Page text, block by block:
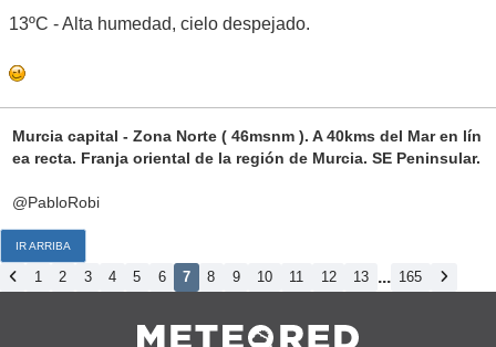
13ºC - Alta humedad, cielo despejado.
Murcia capital - Zona Norte ( 46msnm ). A 40kms del Mar en lín
ea recta. Franja oriental de la región de Murcia. SE Peninsular.
@PabloRobi
IR ARRIBA
1 2 3 4 5 6 7 8 9 10 11 12 13 ... 165